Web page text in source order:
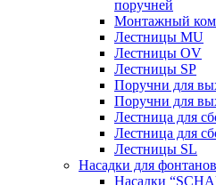
поручней
Монтажный
Лестницы MU
Лестницы OV
Лестницы SP
Поручни для
Поручни для
Лестница для
Лестница для
Лестницы SL
Насадки для фонтанов
Насадки